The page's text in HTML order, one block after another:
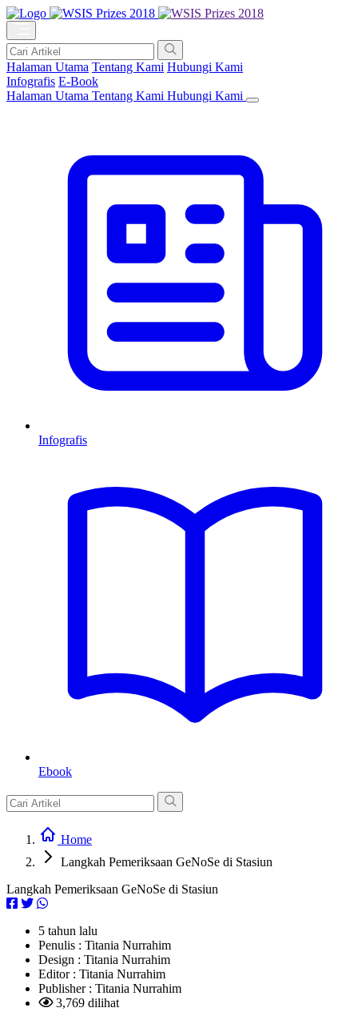
Halaman Utama Tentang Kami Hubungi Kami
Infografis E-Book
Halaman Utama Tentang Kami Hubungi Kami
Infografis
Ebook
Home
Langkah Pemeriksaan GeNoSe di Stasiun
Langkah Pemeriksaan GeNoSe di Stasiun
5 tahun lalu
Penulis : Titania Nurrahim
Design : Titania Nurrahim
Editor : Titania Nurrahim
Publisher : Titania Nurrahim
3,769 dilihat